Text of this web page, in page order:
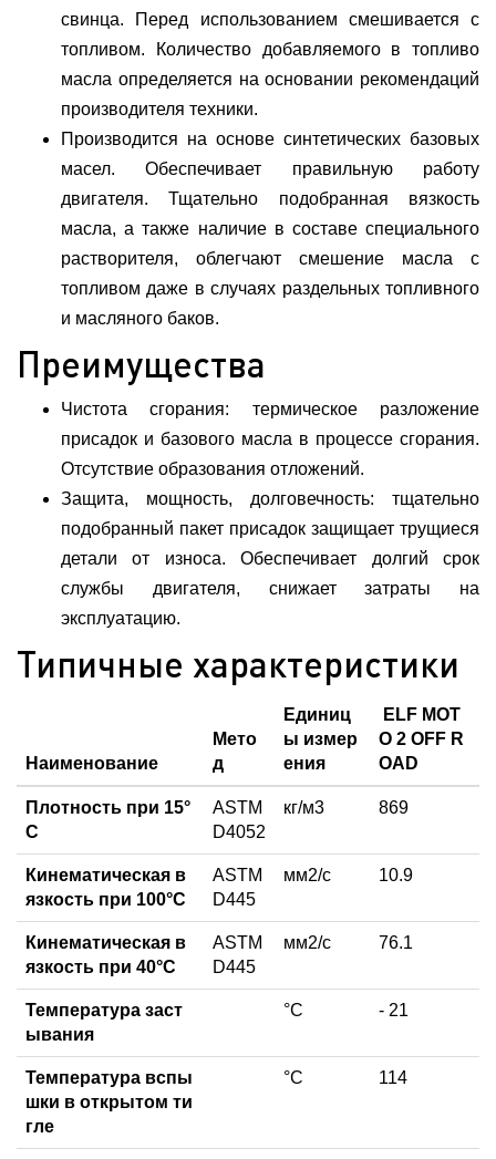
свинца. Перед использованием смешивается с
топливом. Количество добавляемого в топливо
масла определяется на основании рекомендаций
производителя техники.
Производится на основе синтетических базовых
масел. Обеспечивает правильную работу
двигателя. Тщательно подобранная вязкость
масла, а также наличие в составе специального
растворителя, облегчают смешение масла с
топливом даже в случаях раздельных топливного
и масляного баков.
Преимущества
Чистота сгорания: термическое разложение
присадок и базового масла в процессе сгорания.
Отсутствие образования отложений.
Защита, мощность, долговечность: тщательно
подобранный пакет присадок защищает трущиеся
детали от износа. Обеспечивает долгий срок
службы двигателя, снижает затраты на
эксплуатацию.
Типичные характеристики
Наименование
Мето
д
Единиц
ы измер
ения
ELF MOT
O 2 OFF R
OAD
Плотность при 15°
С
ASTM
D4052
кг/м3 869
Кинематическая в
язкость при 100°С
ASTM
D445
мм2/с 10.9
Кинематическая в
язкость при 40°С
ASTM
D445
мм2/с 76.1
Температура заст
ывания
°C - 21
Температура вспы
шки в открытом ти
гле
°C 114